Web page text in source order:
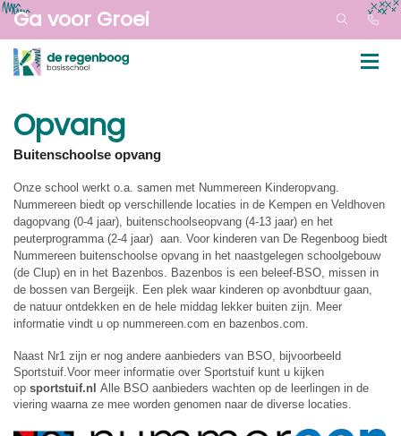
Ga voor Groei
Opvang
Buitenschoolse opvang
Onze school werkt o.a. samen met Nummereen Kinderopvang.
Nummereen biedt op verschillende locaties in de Kempen en Veldhoven
dagopvang (0-4 jaar), buitenschoolseopvang (4-13 jaar) en het
peuterprogramma (2-4 jaar) aan. Voor kinderen van De Regenboog biedt
Nummereen buitenschoolse opvang in het naastgelegen schoolgebouw
(de Clup) en in het Bazenbos. Bazenbos is een beleef-BSO, missen in
de bossen van Bergeijk. Een plek waar kinderen op avonbdtuur gaan,
de natuur ontdekken en de hele middag lekker buiten zijn. Meer
informatie vindt u op nummereen.com en bazenbos.com.
Naast Nr1 zijn er nog andere aanbieders van BSO, bijvoorbeeld
Sportstuif.Voor meer informatie over Sportstuif kunt u kijken
op sportstuif.nl Alle BSO aanbieders wachten op de leerlingen in de
viering waarna ze mee worden genomen naar de diverse locaties.